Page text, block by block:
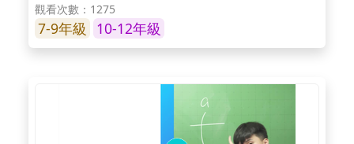
觀看次數：1275
7-9年級 10-12年級